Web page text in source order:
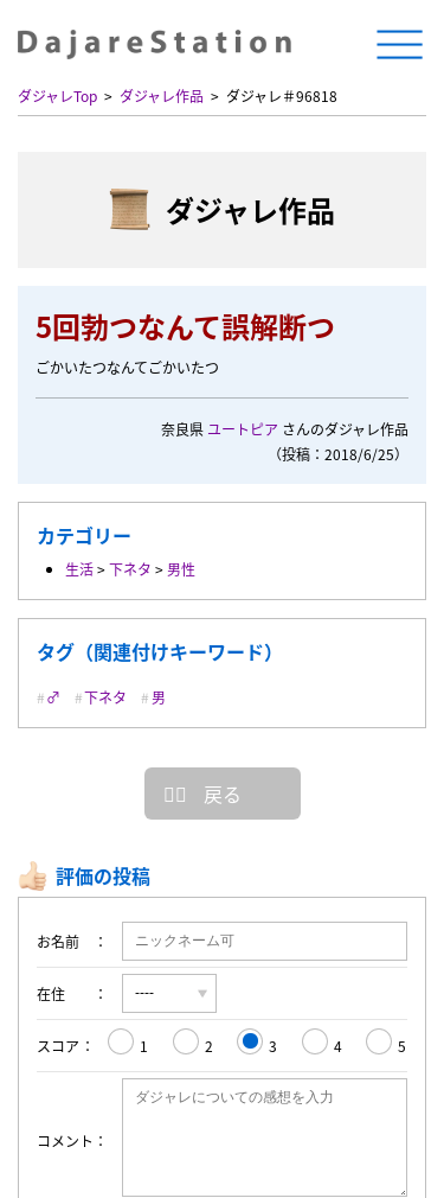
ダジャレTop ダジャレ作品 ダジャレ＃96818
ダジャレ作品
5回勃つなんて誤解断つ
ごかいたつなんてごかいたつ
奈良県 ユートピア さんのダジャレ作品
（投稿：2018/6/25）
カテゴリー
生活>下ネタ > 男性
タグ（関連付けキーワード）
♂ 下ネタ 男
戻る
評価の投稿
お名前
在住
スコア 1 2 3 4 5
コメント